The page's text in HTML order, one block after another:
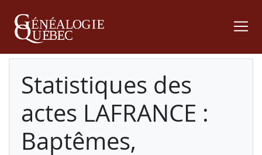
Statistiques des
actes LAFRANCE :
Baptêmes,